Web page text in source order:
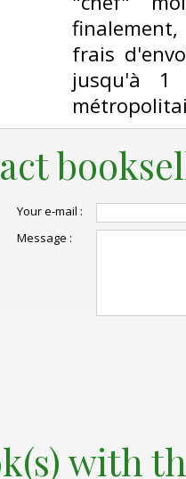
finalement,
frais
jusqu'à 1
Your e-mail :
Message :
with